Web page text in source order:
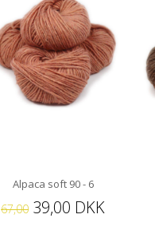
Alpaca soft 90 - 6
67,00 39,00 DKK